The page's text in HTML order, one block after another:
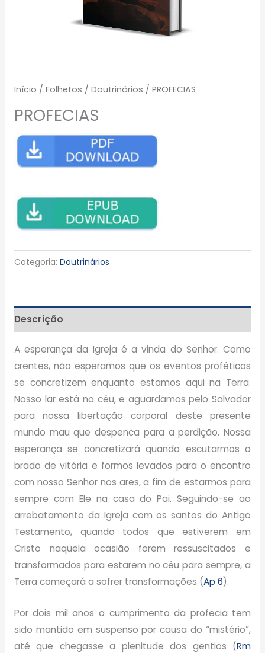
Início / Folhetos / Doutrinários / PROFECIAS
PROFECIAS
Categoria: Doutrinários
Descrição
A esperança da Igreja é a vinda do Senhor. Como
crentes, não esperamos que os eventos proféticos
se concretizem enquanto estamos aqui na Terra.
Nosso lar está no céu, e aguardamos pelo Salvador
para nossa libertação corporal deste presente
mundo mau que despenca para a perdição. Nossa
esperança se concretizará quando escutarmos o
brado de vitória e formos levados para o encontro
com nosso Senhor nos ares, a fim de estarmos para
sempre com Ele na casa do Pai. Seguindo-se ao
arrebatamento da Igreja com os santos do Antigo
Testamento, quando todos que estiverem em
Cristo naquela ocasião forem ressuscitados e
transformados para estarem no céu para sempre, a
Terra começará a sofrer transformações (Ap 6).
Por dois mil anos o cumprimento da profecia tem
sido mantido em suspenso por causa do “mistério”,
até que chegasse a plenitude dos gentios (Rm